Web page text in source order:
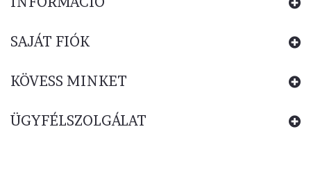
SAJÁT FIÓK
KÖVESS MINKET
ÜGYFÉLSZOLGÁLAT